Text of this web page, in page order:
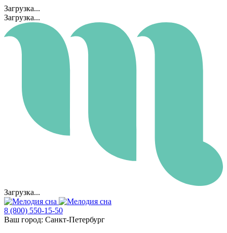
Загрузка...
Загрузка...
Загрузка...
8 (800) 550-15-50
Ваш город: Санкт-Петербург